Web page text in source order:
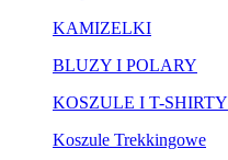
KAMIZELKI
BLUZY I POLARY
KOSZULE I T-SHIRTY
Koszule Trekkingowe